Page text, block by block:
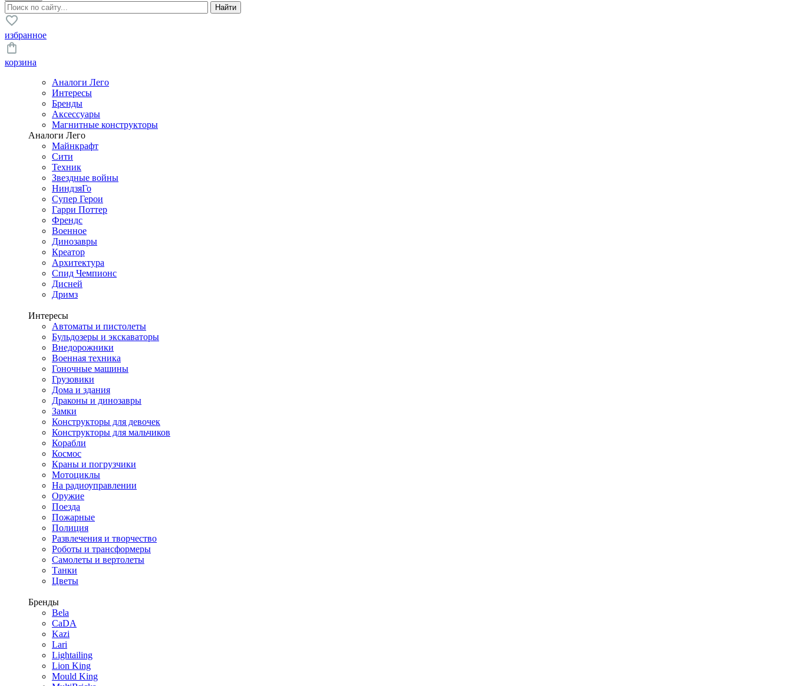
избранное
корзина
Аналоги Лего
Интересы
Бренды
Аксессуары
Магнитные конструкторы
Аналоги Лего
Майнкрафт
Сити
Техник
Звездные войны
НиндзяГо
Супер Герои
Гарри Поттер
Френдс
Военное
Динозавры
Креатор
Архитектура
Спид Чемпионс
Дисней
Дримз
Интересы
Автоматы и пистолеты
Бульдозеры и экскаваторы
Внедорожники
Военная техника
Гоночные машины
Грузовики
Дома и здания
Драконы и динозавры
Замки
Конструкторы для девочек
Конструкторы для мальчиков
Корабли
Космос
Краны и погрузчики
Мотоциклы
На радиоуправлении
Оружие
Поезда
Пожарные
Полиция
Развлечения и творчество
Роботы и трансформеры
Самолеты и вертолеты
Танки
Цветы
Бренды
Bela
CaDA
Kazi
Lari
Lightailing
Lion King
Mould King